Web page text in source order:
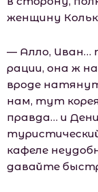
женщину
— Алло, Иван…
рации, она ж
вроде
нам, тут
правда… и
кафеле
давайте